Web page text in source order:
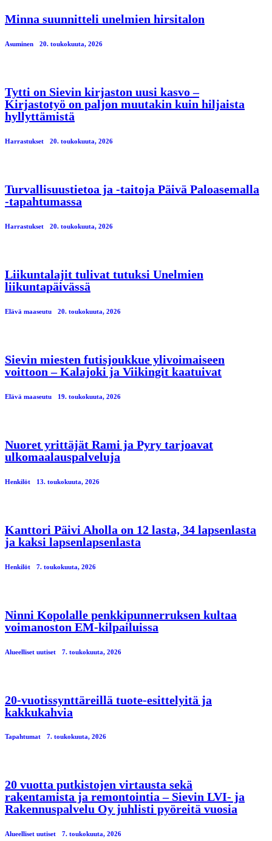
Minna suunnitteli unelmien hirsitalon
Asuminen 20. toukokuuta, 2026
Tytti on Sievin kirjaston uusi kasvo –
Kirjastotyö on paljon muutakin kuin hiljaista
hyllyttämistä
Harrastukset 20. toukokuuta, 2026
Turvallisuustietoa ja -taitoja Päivä Paloasemalla
-tapahtumassa
Harrastukset 20. toukokuuta, 2026
Liikuntalajit tulivat tutuksi Unelmien
liikuntapäivässä
Elävä maaseutu 20. toukokuuta, 2026
Sievin miesten futisjoukkue ylivoimaiseen
voittoon – Kalajoki ja Viikingit kaatuivat
Elävä maaseutu 19. toukokuuta, 2026
Nuoret yrittäjät Rami ja Pyry tarjoavat
ulkomaalauspalveluja
Henkilöt 13. toukokuuta, 2026
Kanttori Päivi Aholla on 12 lasta, 34 lapsenlasta
ja kaksi lapsenlapsenlasta
Henkilöt 7. toukokuuta, 2026
Ninni Kopolalle penkkipunnerruksen kultaa
voimanoston EM-kilpailuissa
Alueelliset uutiset 7. toukokuuta, 2026
20-vuotissynttäreillä tuote-esittelyitä ja
kakkukahvia
Tapahtumat 7. toukokuuta, 2026
20 vuotta putkistojen virtausta sekä
rakentamista ja remontointia – Sievin LVI- ja
Rakennuspalvelu Oy juhlisti pyöreitä vuosia
Alueelliset uutiset 7. toukokuuta, 2026